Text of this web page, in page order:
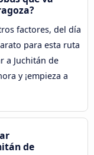
factores, del día
para esta ruta
a Juchitán de
y ¡empieza a
de